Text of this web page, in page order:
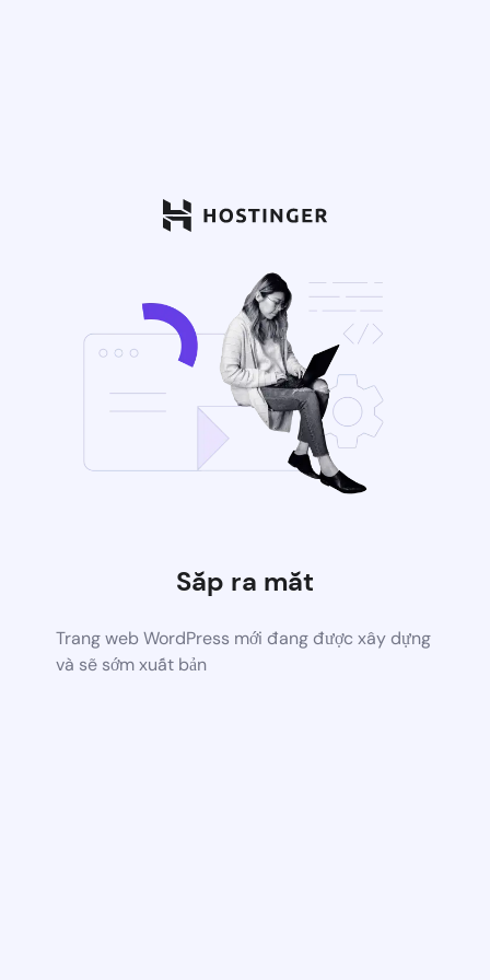
Sắp ra mắt
Trang web WordPress mới đang được xây dựng
và sẽ sớm xuất bản